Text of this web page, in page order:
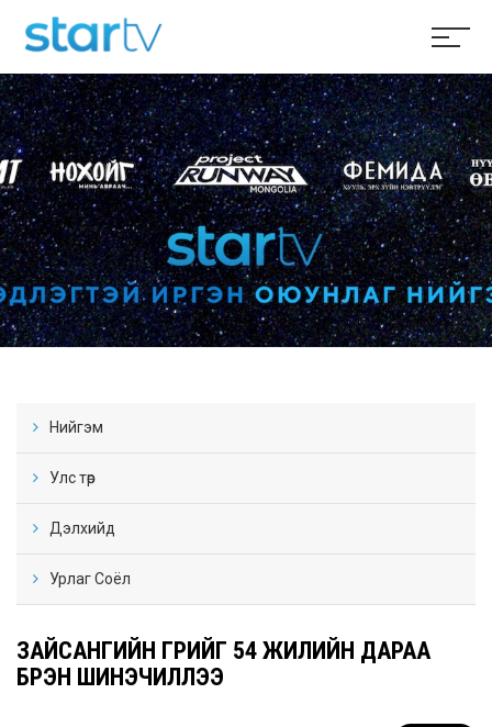
Нийгэм
Улс төр
Дэлхийд
Урлаг Соёл
ЗАЙСАНГИЙН ГҮҮРИЙГ 54 ЖИЛИЙН ДАРАА
БҮРЭН ШИНЭЧИЛЛЭЭ